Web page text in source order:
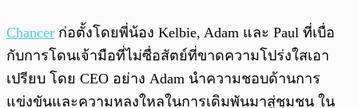
Chancer ก่อตั้งโดยพี่น้อง Kelbie, Adam และ Paul ที่เบื่อ
กับการโดนเจ้ามือที่ไม่ซื่อสัตย์ที่ขาดความโปร่งใสเอา
เปรียบ โดย CEO อย่าง Adam นำความชอบด้านการ
แข่งขันและความหลงใหลในการเดิมพันมาสู่ชุมชน ใน